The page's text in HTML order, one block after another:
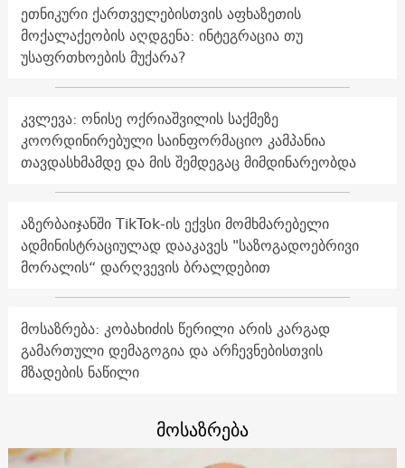
ეთნიკური ქართველებისთვის აფხაზეთის
მოქალაქეობის აღდგენა: ინტეგრაცია თუ
უსაფრთხოების მუქარა?
კვლევა: ონისე ოქრიაშვილის საქმეზე
კოორდინირებული საინფორმაციო კამპანია
თავდასხმამდე და მის შემდეგაც მიმდინარეობდა
აზერბაიჯანში TikTok-ის ექვსი მომხმარებელი
ადმინისტრაციულად დააკავეს "საზოგადოებრივი
მორალის“ დარღვევის ბრალდებით
მოსაზრება: კობახიძის წერილი არის კარგად
გამართული დემაგოგია და არჩევნებისთვის
მზადების ნაწილი
მოსაზრება